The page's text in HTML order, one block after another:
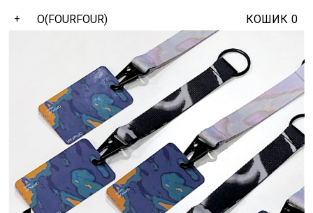
+ O(FOURFOUR) КОШИК 0